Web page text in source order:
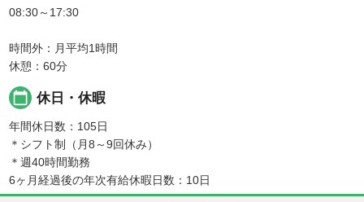
08:30～17:30
時間外：月平均1時間
休憩：60分
calendar_today 休日・休暇
年間休日数：105日
＊シフト制（月8～9回休み）
＊週40時間勤務
6ヶ月経過後の年次有給休暇日数：10日